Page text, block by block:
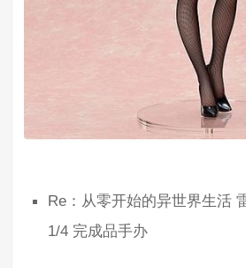
Re：从零开始的异世界生活
1/4 完成品手办